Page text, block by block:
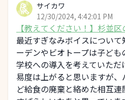
サイカワ
12/30/2024, 4:42:01 PM
【教えてください！】杉並
インフラをしてみたいか
最近すぎなみボイスについ
ーデンやビオトープは子ど
学校への導入を考えていた
易度は上がると思いますが
ど給食の廃棄と絡めた相互